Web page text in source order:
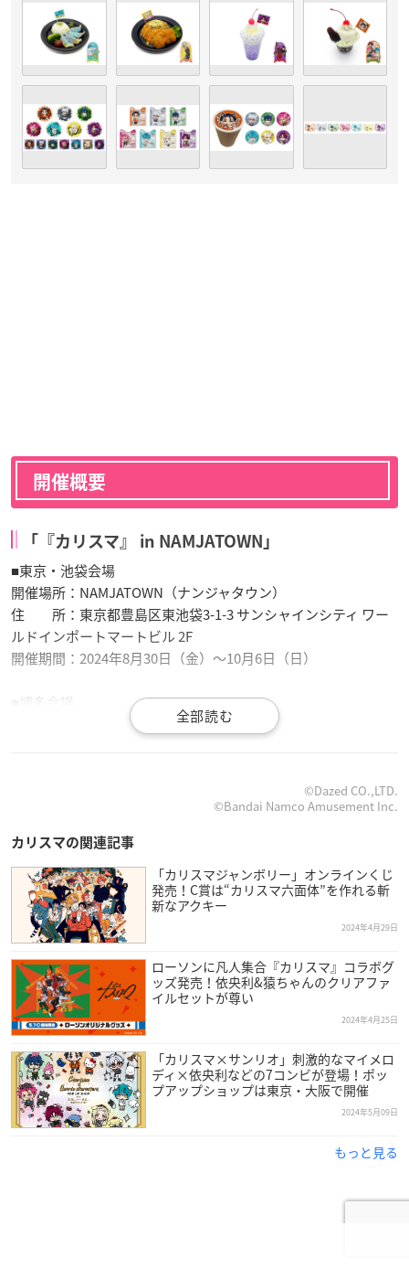
開催概要
「『カリスマ』 in NAMJATOWN」
■東京・池袋会場
開催場所：NAMJATOWN（ナンジャタウン）
住 所：東京都豊島区東池袋3-1-3 サンシャインシティ ワー
ルドインポートマートビル 2F
開催期間：2024年8月30日（金）～10月6日（日）
開催場所：バンダイナムコ Cross Store 博多
開催期間：2024年10月13日（日）～11月4日（月・休）©Dazed CO.,LTD.
©Bandai Namco Amusement Inc.
カリスマの関連記事
「カリスマジャンボリー」オンラインくじ
発売！C賞は“カリスマ六面体”を作れる斬
新なアクキー
2024年4月29日
ローソンに凡人集合『カリスマ』コラボグ
ッズ発売！依央利&猿ちゃんのクリアファ
イルセットが尊い
2024年4月25日
「カリスマ×サンリオ」刺激的なマイメロ
ディ×依央利などの7コンビが登場！ポッ
プアップショップは東京・大阪で開催
2024年5月09日
もっと見る